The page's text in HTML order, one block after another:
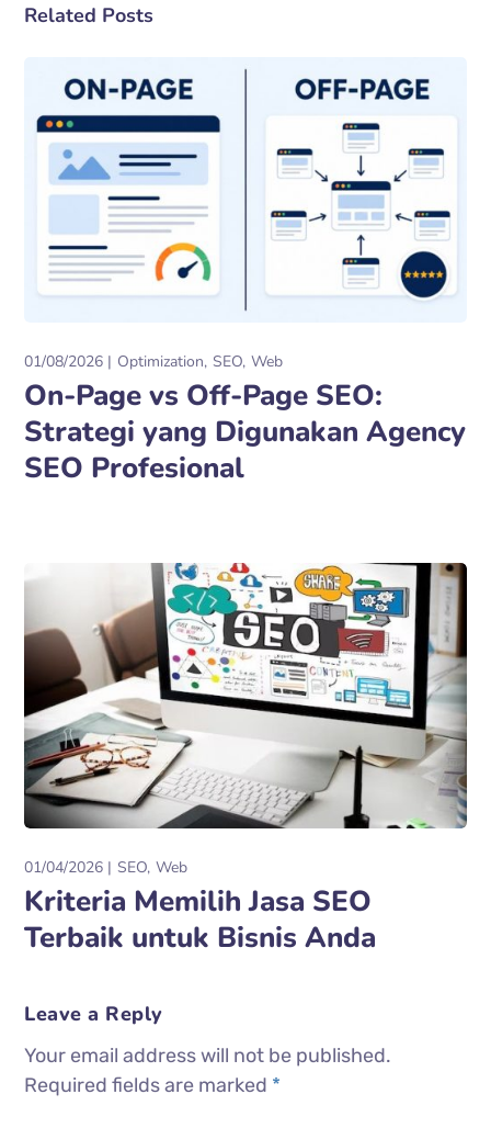
Related Posts
01/08/2026 Optimization SEO Web
On-Page vs Off-Page SEO:
Strategi yang Digunakan Agency
SEO Profesional
01/04/2026 SEO Web
Kriteria Memilih Jasa SEO
Terbaik untuk Bisnis Anda
Leave a Reply
Your email address will not be published.
Required fields are marked *